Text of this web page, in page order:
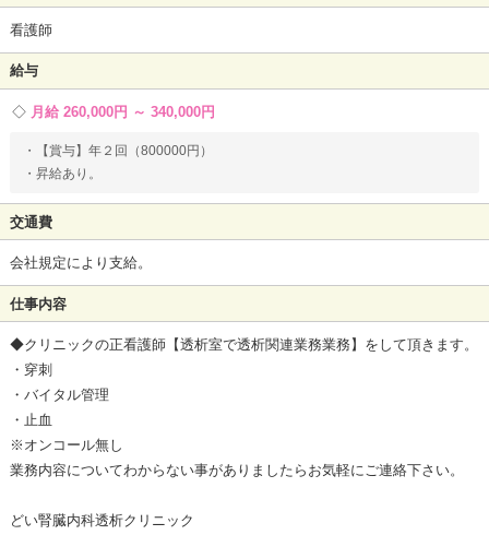
看護師
給与
月給 260,000円 ～ 340,000円
・【賞与】年２回（800000円）
・昇給あり。
交通費
会社規定により支給。
仕事内容
◆クリニックの正看護師【透析室で透析関連業務業務】をして頂きます。
・穿刺
・バイタル管理
・止血
※オンコール無し
業務内容についてわからない事がありましたらお気軽にご連絡下さい。
どい腎臓内科透析クリニック